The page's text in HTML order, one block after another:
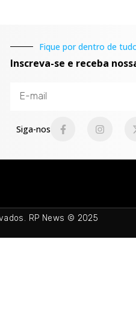
Fique por dentro de
Inscreva-se e receba
Siga-nos
RP News © 2025